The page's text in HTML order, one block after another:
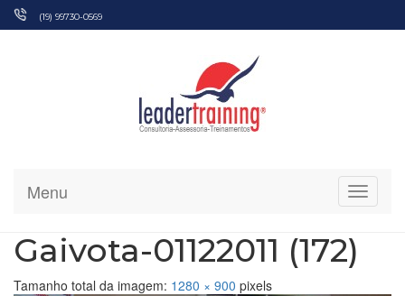
Pular
(19) 99730-0569
Menu
Gaivota-01122011 (172)
Tamanho total da imagem: 1280 × 900 pixels